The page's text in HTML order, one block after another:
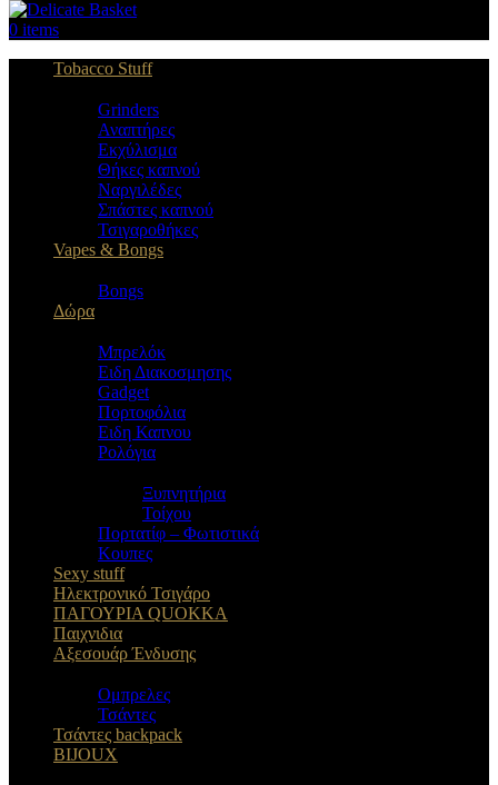
0 items
Tobacco Stuff
Grinders
Αναπτήρες
Εκχύλισμα
Θήκες καπνού
Ναργιλέδες
Σπάστες καπνού
Τσιγαροθήκες
Vapes & Bongs
Bongs
Δώρα
Μπρελόκ
Eιδη Διακοσμησης
Gadget
Πορτοφόλια
Ειδη Καπνου
Ρολόγια
Ξυπνητήρια
Τοίχου
Πορτατίφ – Φωτιστικά
Κουπες
Sexy stuff
Ηλεκτρονικό Τσιγάρο
ΠΑΓΟΥΡΙΑ QUOKKA
Παιχνιδια
Αξεσουάρ Ένδυσης
Oμπρελες
Τσάντες
Τσάντες backpack
BIJOUX